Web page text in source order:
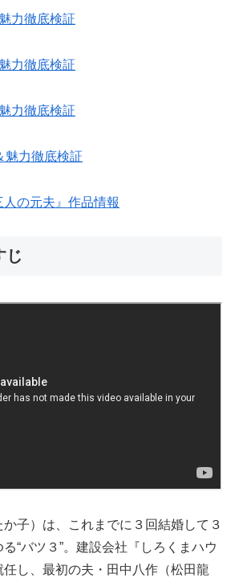
力徹底検証
力徹底検証
力徹底検証
魅力徹底検証
人の元夫』作品情報
じ
子）は、これまでに３回結婚して３
“バツ３”。建設会社『しろくまハウ
し、最初の夫・田中八作（松田龍